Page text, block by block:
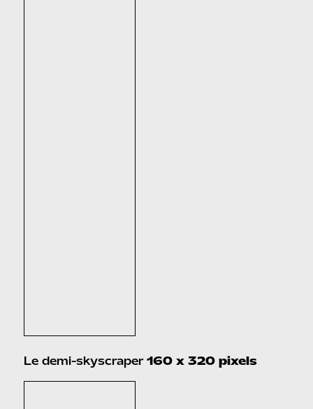
Le demi-skyscraper160 x 320 pixels